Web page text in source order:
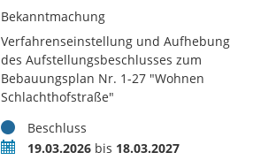
Bekanntmachung
Verfahrenseinstellung und Aufhebung
des Aufstellungsbeschlusses zum
Bebauungsplan Nr. 1-27 "Wohnen
Schlachthofstraße"
StatusBeschluss
Zeitraum19.03.2026bis 18.03.2027